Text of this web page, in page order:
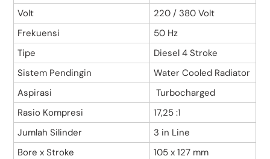
Volt
220 / 380 Volt
Frekuensi
50 Hz
Tipe
Diesel 4 Stroke
Sistem Pendingin
Water Cooled Radiator
Aspirasi
Turbocharged
Rasio Kompresi
17,25 :1
Jumlah Silinder
3 in Line
Bore x Stroke
105 x 127 mm